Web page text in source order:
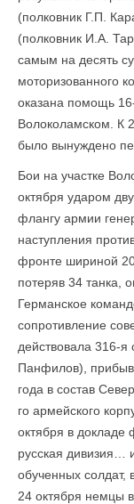
(полковник Г.П.
(полковник И.А.
самым на десять
моторизованного
оказана помощь
Волоколамском. К
было вынуждено
Бои на участке
октября ударом
флангу армии
наступления
фронте шириной
потеряв 34 танка,
Германское
сопротивление
действовала 316-я
Панфилов),
года в состав
го армейского
октября в
русская дивизия…
обученных солдат,
24 октября немцы